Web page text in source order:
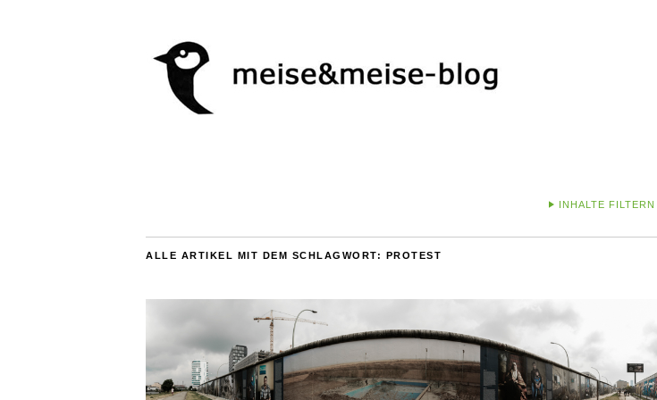
INHALTE FILTERN
ALLE ARTIKEL MIT DEM SCHLAGWORT: PROTEST